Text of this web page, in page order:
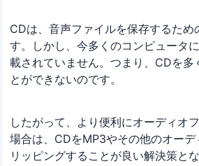
CDは、音声ファイルを保存するため
す。しかし、今多くのコンピュータ
載されていません。つまり、CDを多
とができないのです。
したがって、より便利にオーディオ
場合は、CDをMP3やその他のオー
リッピングすることが良い解決策と